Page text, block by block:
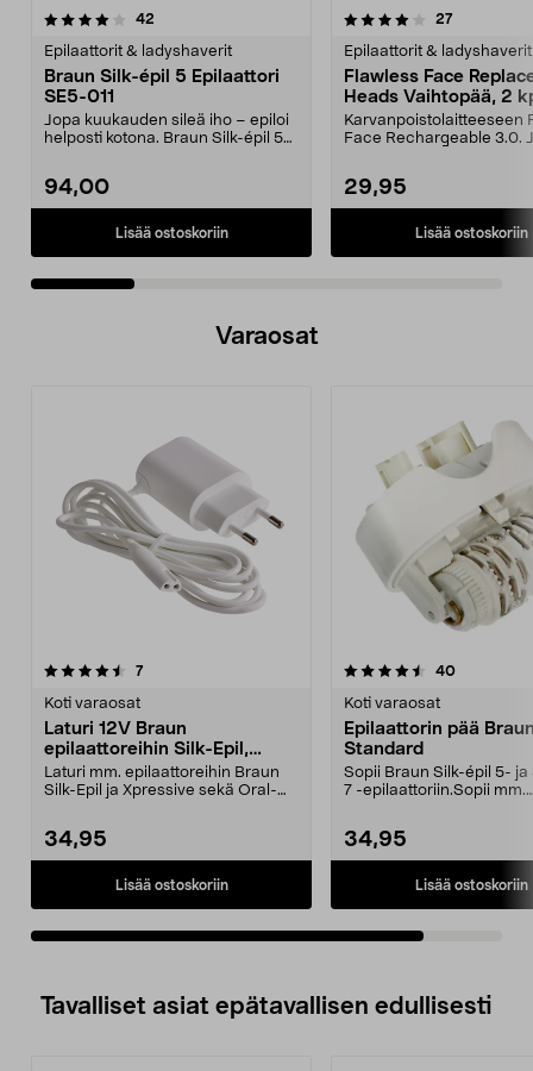
42
Epilaattorit & ladyshaverit
Braun Silk-épil 5 Epilaattori
SE5-011
Jopa kuukauden sileä iho – epiloi
helposti kotona. Braun Silk-épil 5
94,00
Lisää ostoskoriin
4.0 viidestä
27arvostelut
Epilaattorit & ladyshaverit
Flawless Face
Heads Vaihtopää, 2
Karvanpoistolaitteeseen
Face Rechargeable 3.0.
29,95
Lisää ostoskoriin
3.0 viidestä
Varaosat
7arvostelut
Koti varaosat
Laturi 12V Braun
epilaattoreihin Silk-Epil,
Xpressive
Laturi mm. epilaattoreihin Braun
Silk-Epil ja Xpressive sekä Oral-
34,95
Lisää ostoskoriin
4.5viidestä
40arvostelut
Koti varaosat
Epilaattorin pää
Standard
Sopii Braun Silk-épil 5- ja
7 -epilaattoriin.Sopii mm.
34,95
Lisää ostoskoriin
Tavalliset asiat epätavallisen edullisesti